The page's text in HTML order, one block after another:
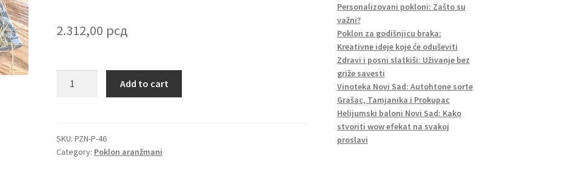
2.312,00 рсд
vinom,
Premier
Add to cart
SKU:PZN-P-46
Category: Poklon aranžmani
Personalizovani pokloni: Zašto su
važni?
Poklon za godišnjicu braka:
Kreativne ideje koje će oduševiti
Zdravi i posni slatkiši: Uživanje bez
griže savesti
Vinoteka Novi Sad: Autohtone sorte
Grašac, Tamjanika i Prokupac
Helijumski baloni Novi Sad: Kako
stvoriti wow efekat na svakoj
proslavi